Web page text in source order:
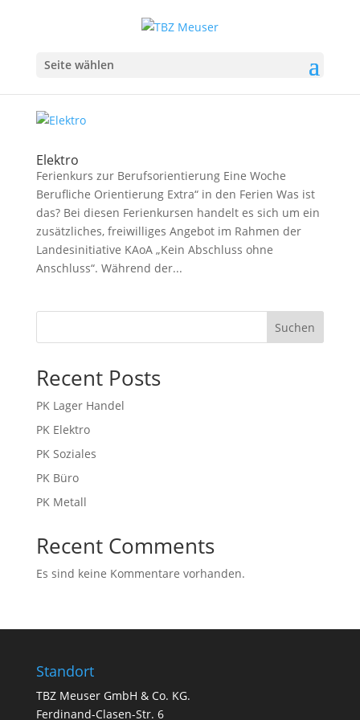
Seite wählen
Elektro
Ferienkurs zur Berufsorientierung Eine Woche
Berufliche Orientierung Extra“ in den Ferien Was ist
das? Bei diesen Ferienkursen handelt es sich um ein
zusätzliches, freiwilliges Angebot im Rahmen der
Landesinitiative KAoA „Kein Abschluss ohne
Anschluss“. Während der...
Suchen
Recent Posts
PK Lager Handel
PK Elektro
PK Soziales
PK Büro
PK Metall
Recent Comments
Es sind keine Kommentare vorhanden.
Standort
TBZ Meuser GmbH & Co. KG.
Ferdinand-Clasen-Str. 6